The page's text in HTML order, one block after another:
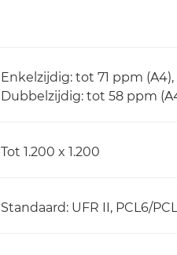
Enkelzijdig: tot 71 ppm
Dubbelzijdig: tot 58 ppm
Tot 1.200 x 1.200
Standaard: UFR II, PCL6/